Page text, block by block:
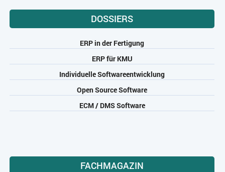
DOSSIERS
ERP in der Fertigung
ERP für KMU
Individuelle Softwareentwicklung
Open Source Software
ECM / DMS Software
FACHMAGAZIN